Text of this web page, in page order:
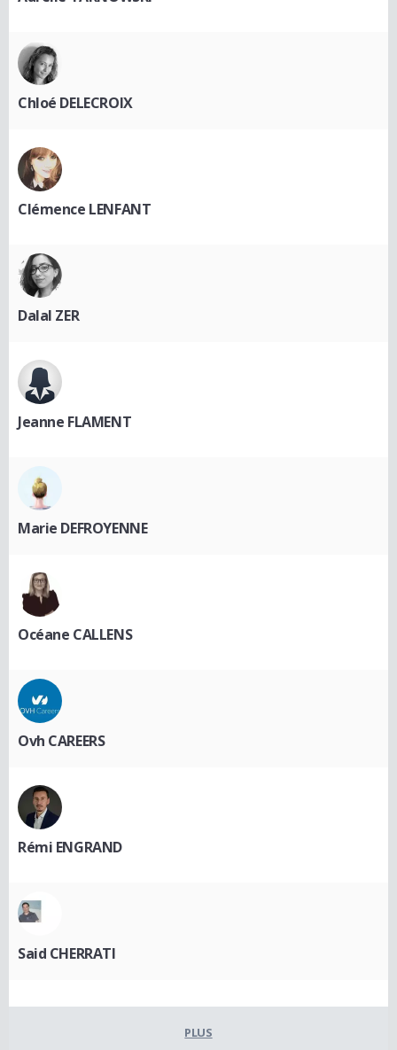
Chloé DELECROIX
Clémence LENFANT
Dalal ZER
Jeanne FLAMENT
Marie DEFROYENNE
Océane CALLENS
Ovh CAREERS
Rémi ENGRAND
Said CHERRATI
PLUS